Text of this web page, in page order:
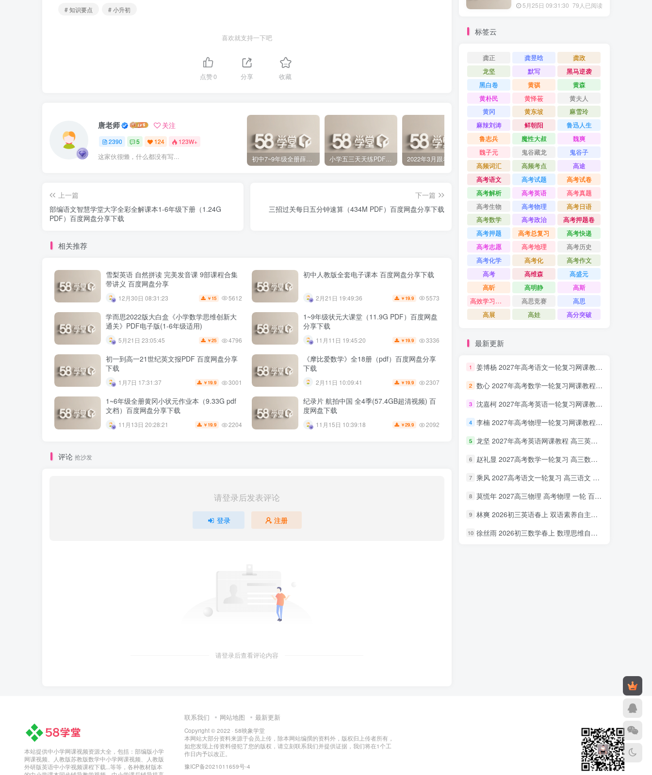
# 知识要点
# 小升初
喜欢就支持一下吧
点赞0 分享 收藏
唐老师 关注
2390 5 124 123W+
这家伙很懒，什么都没有写... 初中7~9年级全册薛金星中学教材全解PDF 百度网盘分享下载 小学五三天天练PDF（压缩打包）百度网盘分享下载 2022年3月跟着书本去旅行 百度网盘分享下载 启蒙英语儿歌Super Simple Songs（1-3共44个视频）百度网盘分享下载
上一篇
部编语文智慧学堂大字全彩全解课本1-6年级下册（1.24G
PDF）百度网盘分享下载
下一篇
三招过关每日五分钟速算（434M PDF）百度网盘分享下载
相关推荐
雪梨英语 自然拼读 完美发音课 9部课程合集
带讲义 百度网盘分享
12月30日 08:31:23 ￥ 15 5612
初中人教版全套电子课本 百度网盘分享下载
2月21日 19:49:36 ￥ 19.9 5573
学而思2022版大白盒《小学数学思维创新大
通关》PDF电子版(1-6年级适用)
5月21日 23:05:45 ￥25 4796
1~9年级状元大课堂（11.9G PDF）百度网盘
分享下载
11月11日 19:45:20 ￥ 19.9 3336
初一到高一21世纪英文报PDF 百度网盘分享
下载
1月7日 17:31:37 ￥ 19.9 3001
《摩比爱数学》全18册（pdf）百度网盘分享
下载
2月11日 10:09:41 ￥ 19.9 2307
1~6年级全册黄冈小状元作业本（9.33G pdf
文档）百度网盘分享下载
11月13日 20:28:21 ￥ 19.9 2204
纪录片 航拍中国 全4季(57.4GB超清视频) 百
度网盘下载
11月15日 10:39:18 ￥29.9 2092
评论 抢沙发
请登录后发表评论
登录 注册
请登录后查看评论内容
5月25日 09:31:30 79人已阅读
标签云
龚正 龚昱晗
龚政
龙坚
默写
黑马逆袭
黑白卷
黄骐
黄森
黄朴民
黄怿莜
黄夫人
黄冈
黄东坡
麻雪玲
麻辣刘涛
鲜朝阳
鲁迅人生
鲁志兵
魔性大叔
魏爽
魏子元
鬼谷藏龙
鬼谷子
高频词汇
高频考点
高途
高考语文
高考试题
高考试卷
高考解析
高考英语
高考真题
高考生物
高考物理
高考日语
高考数学
高考政治
高考押题卷
高考押题
高考总复习
高考快递
高考志愿
高考地理
高考历史
高考化学
高考化
高考作文
高考
高维森
高盛元
高昕
高明静
高斯
高效学习方法课
高思竞赛
高思
高展
高娃 高分突破
最新更新
1 姜博杨 2027年高考语文一轮复习网课教程 高三语文 上学期暑假班视频教程 百度网盘下载
2 数心 2027年高考数学一轮复习网课教程 高三数学 上学期暑假班视频教程 百度网盘下载
3 沈嘉柯 2027年高考英语一轮复习网课教程 高三英语 上学期暑假班视频教程 百度网盘下载
4 李楠 2027年高考物理一轮复习网课教程 高三物理 上学期暑假班视频教程 百度网盘下载
5 龙坚 2027年高考英语网课教程 高三英语 一轮复习视频教程 百度网盘下载
6 赵礼显 2027高考数学一轮复习 高三数学 网课视频教程暑假班 百度网盘下载
7 乘风 2027高考语文一轮复习 高三语文 网课视频教程暑秋班 百度网盘下载
8 莫慌年 2027高三物理 高考物理 一轮 百度网盘下载
9 林爽 2026初三英语春上 双语素养自主学习·TY·A+（一期）百度网盘下载
10 徐丝雨 2026初三数学春上 数理思维自主学习·TY·A+（二期）百度网盘下载
本站提供中小学网课视频资源大全，包括：部编版小学
网课视频、人教版苏教版数学中小学网课视频、人教版
外研版英语中小学视频课程下载...等等，各种教材版本
联系我们 网站地图 最新更新
Copyright © 2022 · 58映象学堂
本网站大部分资料来源于会员上传，除本网站编撰的资料外，版权归上传者所有，
如您发现上传资料侵犯了您的版权，请立刻联系我们并提供证据，我们将在1个工
作日内予以改正。
豫ICP备2021011659号-4